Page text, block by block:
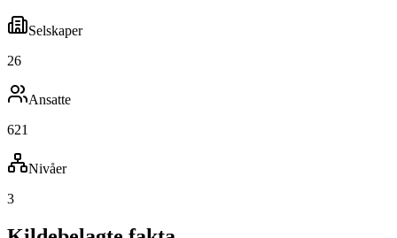
Selskaper
26
Ansatte
621
Nivåer
3